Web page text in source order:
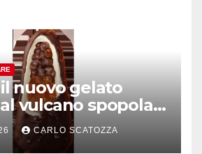
nuovo gelato
vulcano spopola,
CARLO SCATOZZA